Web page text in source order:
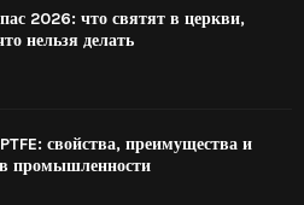
2026: что святят в церкви,
нельзя делать
свойства, преимущества и
промышленности